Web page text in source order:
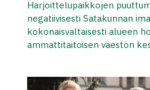
Harjoittelupaikkojen
negatiivisesti Satakunnan
kokonaisvaltaisesti alueen
ammattitaitoisen väestön